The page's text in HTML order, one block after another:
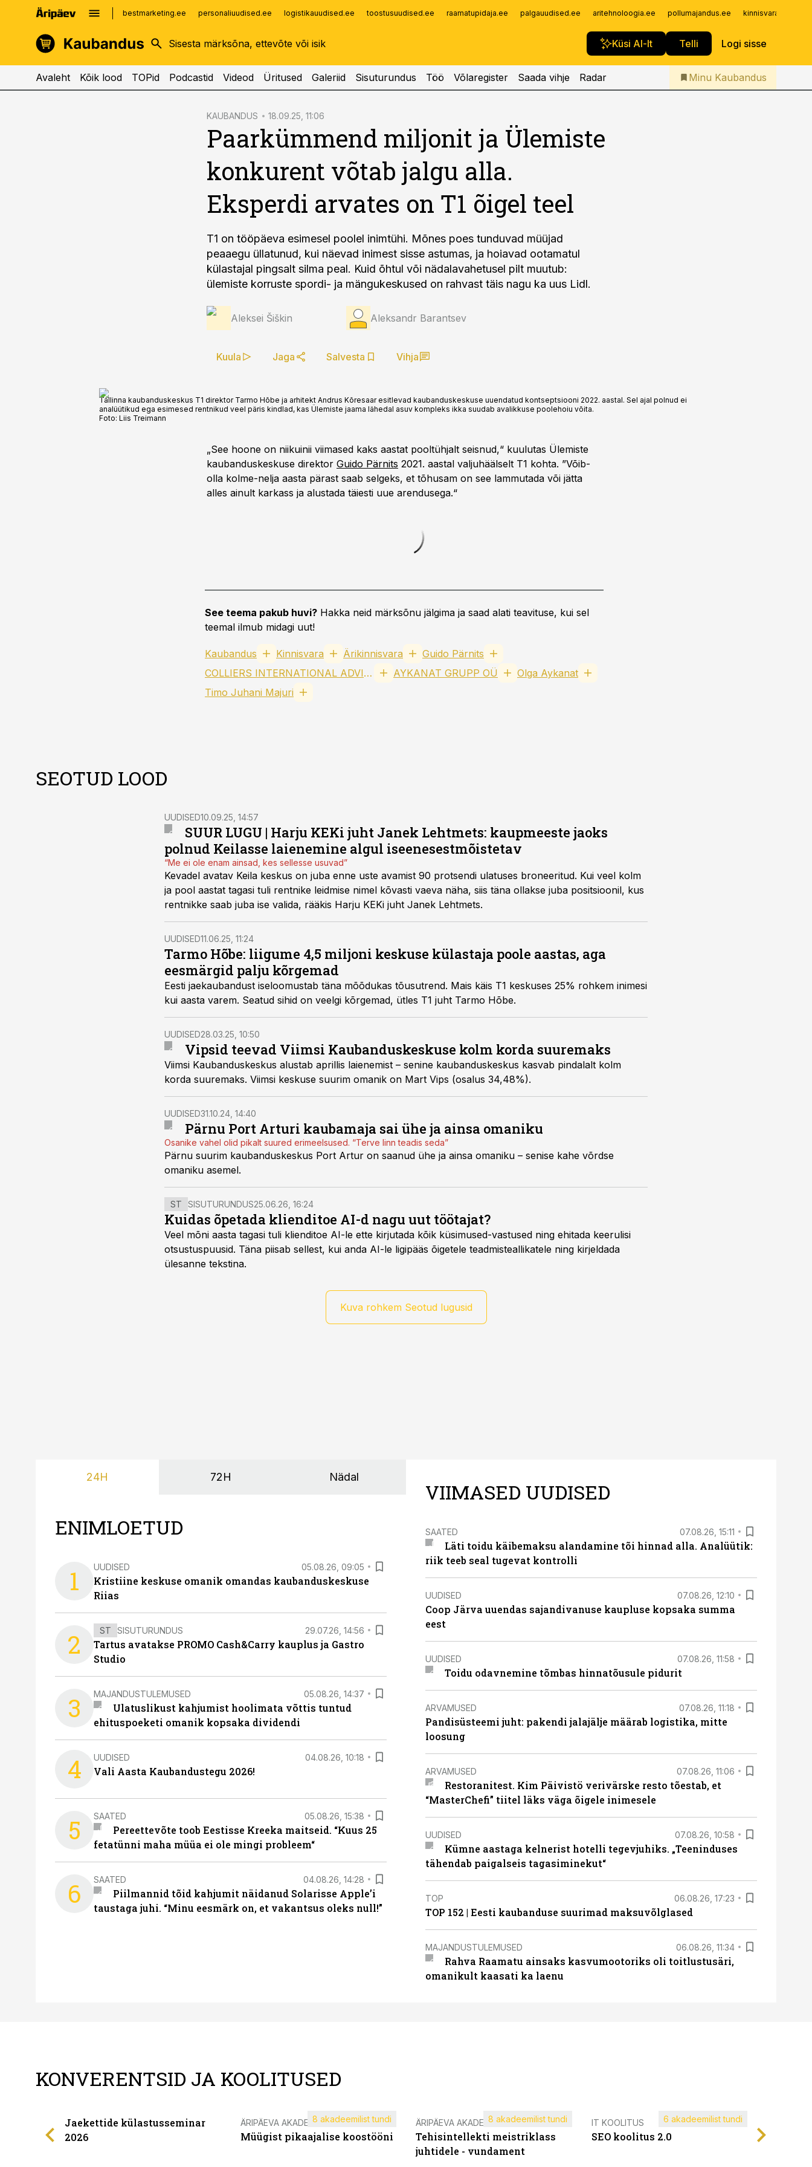
bestmarketing.ee personaliuudised.ee logistikauudised.ee toostusuudised.ee raamatupidaja.ee palgauudised.ee aritehnoloogia.ee pollumajandus.ee
Küsi AI-lt Telli Logi sisse
kinnisvarauudised.ee
logistikauudised.ee
imelineajalugu.ee
Infopank
Iseteenindus
Telli Kaubandus
Avaleht Kõik lood TOPid Podcastid Videod Üritused Galeriid Sisuturundus Töö Võlaregister Saada vihje Radar Minu Kaubandus
KAUBANDUS 18.09.25, 11:06
Paarkümmend miljonit ja Ülemiste
konkurent võtab jalgu alla.
Eksperdi arvates on T1 õigel teel
T1 on tööpäeva esimesel poolel inimtühi. Mõnes poes tunduvad müüjad
peaaegu üllatunud, kui näevad inimest sisse astumas, ja hoiavad ootamatul
külastajal pingsalt silma peal. Kuid õhtul või nädalavahetusel pilt muutub:
ülemiste korruste spordi- ja mängukeskused on rahvast täis nagu ka uus Lidl.
Aleksei Šiškin Aleksandr Barantsev
Kuula Jaga Salvesta Vihja
Tallinna kaubanduskeskus T1 direktor Tarmo Hõbe ja arhitekt Andrus Kõresaar esitlevad kaubanduskeskuse uuendatud kontseptsiooni 2022. aastal. Sel ajal polnud ei
analüütikud ega esimesed rentnikud veel päris kindlad, kas Ülemiste jaama lähedal asuv kompleks ikka suudab avalikkuse poolehoiu võita.
Foto: Liis Treimann
„See hoone on niikuinii viimased kaks aastat pooltühjalt seisnud,“ kuulutas Ülemiste
kaubanduskeskuse direktor Guido Pärnits 2021. aastal valjuhäälselt T1 kohta. ”Võib-
olla kolme-nelja aasta pärast saab selgeks, et tõhusam on see lammutada või jätta
alles ainult karkass ja alustada täiesti uue arendusega.“
See teema pakub huvi? Hakka neid märksõnu jälgima ja saad alati teavituse, kui sel
teemal ilmub midagi uut!
Kaubandus Kinnisvara Ärikinnisvara
Guido Pärnits
COLLIERS INTERNATIONAL ADVISORS OÜ
AYKANAT GRUPP OÜ
Olga Aykanat
Timo Juhani Majuri
SEOTUD LOOD
UUDISED10.09.25, 14:57
SUUR LUGU | Harju KEKi juht Janek Lehtmets: kaupmeeste jaoks
polnud Keilasse laienemine algul iseenesestmõistetav
“Me ei ole enam ainsad, kes sellesse usuvad”
Kevadel avatav Keila keskus on juba enne uste avamist 90 protsendi ulatuses broneeritud. Kui veel kolm
ja pool aastat tagasi tuli rentnike leidmise nimel kõvasti vaeva näha, siis täna ollakse juba positsioonil, kus
rentnikke saab juba ise valida, rääkis Harju KEKi juht Janek Lehtmets.
UUDISED11.06.25, 11:24
Tarmo Hõbe: liigume 4,5 miljoni keskuse külastaja poole aastas, aga
eesmärgid palju kõrgemad
Eesti jaekaubandust iseloomustab täna mõõdukas tõusutrend. Mais käis T1 keskuses 25% rohkem inimesi
kui aasta varem. Seatud sihid on veelgi kõrgemad, ütles T1 juht Tarmo Hõbe.
UUDISED28.03.25, 10:50
Vipsid teevad Viimsi Kaubanduskeskuse kolm korda suuremaks
Viimsi Kaubanduskeskus alustab aprillis laienemist – senine kaubanduskeskus kasvab pindalalt kolm
korda suuremaks. Viimsi keskuse suurim omanik on Mart Vips (osalus 34,48%).
UUDISED31.10.24, 14:40
Pärnu Port Arturi kaubamaja sai ühe ja ainsa omaniku
Osanike vahel olid pikalt suured erimeelsused. “Terve linn teadis seda”
Pärnu suurim kaubanduskeskus Port Artur on saanud ühe ja ainsa omaniku – senise kahe võrdse
omaniku asemel.
ST SISUTURUNDUS25.06.26, 16:24
Kuidas õpetada klienditoe AI-d nagu uut töötajat?
Veel mõni aasta tagasi tuli klienditoe AI-le ette kirjutada kõik küsimused-vastused ning ehitada keerulisi
otsustuspuusid. Täna piisab sellest, kui anda AI-le ligipääs õigetele teadmisteallikatele ning kirjeldada
ülesanne tekstina.
Kuva rohkem Seotud lugusid
24H 72H Nädal
ENIMLOETUD
1 UUDISED 05.08.26, 09:05
Kristiine keskuse omanik omandas kaubanduskeskuse
Riias
2 ST SISUTURUNDUS 29.07.26, 14:56
Tartus avatakse PROMO Cash&Carry kauplus ja Gastro
Studio
3 MAJANDUSTULEMUSED 05.08.26, 14:37
Ulatuslikust kahjumist hoolimata võttis tuntud
ehituspoeketi omanik kopsaka dividendi
4 UUDISED 04.08.26, 10:18
Vali Aasta Kaubandustegu 2026!
5 SAATED 05.08.26, 15:38
Pereettevõte toob Eestisse Kreeka maitseid. “Kuus 25
fetatünni maha müüa ei ole mingi probleem“
6 SAATED 04.08.26, 14:28
Piilmannid tõid kahjumit näidanud Solarisse Apple’i
taustaga juhi. “Minu eesmärk on, et vakantsus oleks null!”
VIIMASED UUDISED
SAATED 07.08.26, 15:11
Läti toidu käibemaksu alandamine tõi hinnad alla. Analüütik:
riik teeb seal tugevat kontrolli
UUDISED 07.08.26, 12:10
Coop Järva uuendas sajandivanuse kaupluse kopsaka summa
eest
UUDISED 07.08.26, 11:58
Toidu odavnemine tõmbas hinnatõusule pidurit
ARVAMUSED 07.08.26, 11:18
Pandisüsteemi juht: pakendi jalajälje määrab logistika, mitte
loosung
ARVAMUSED 07.08.26, 11:06
Restoranitest. Kim Päivistö verivärske resto tõestab, et
“MasterChefi” tiitel läks väga õigele inimesele
UUDISED 07.08.26, 10:58
Kümne aastaga kelnerist hotelli tegevjuhiks. „Teeninduses
tähendab paigalseis tagasiminekut“
TOP 06.08.26, 17:23
TOP 152 | Eesti kaubanduse suurimad maksuvõlglased
MAJANDUSTULEMUSED 06.08.26, 11:34
Rahva Raamatu ainsaks kasvumootoriks oli toitlustusäri,
omanikult kaasati ka laenu
KONVERENTSID JA KOOLITUSED
Jaekettide külastusseminar
2026
ÄRIPÄEVA AKADEEMIA
Müügist pikaajalise koostööni
8 akadeemilist tundi ÄRIPÄEVA AKADEEMIA
Tehisintellekti meistriklass
juhtidele - vundament
8 akadeemilist tundi IT KOOLITUS
SEO koolitus 2.0
6 akadeemilist tundi